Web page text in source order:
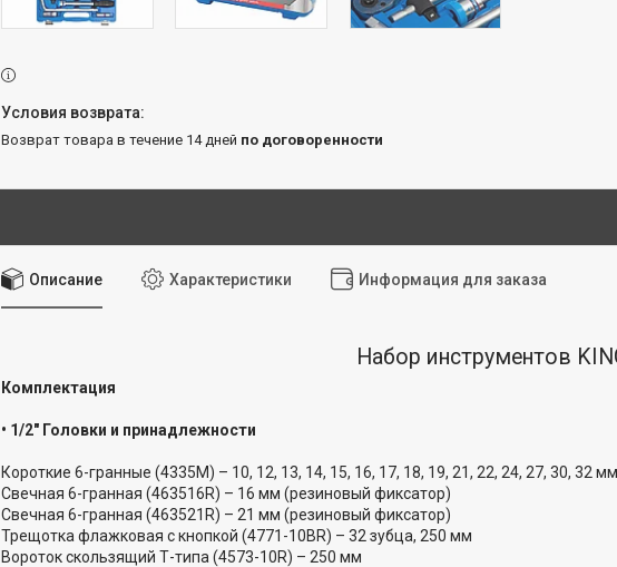
возврат товара в течение 14 дней по договоренности
Описание Характеристики Информация для заказа
Набор инструментов
Комплектация
• 1/2" Головки и принадлежности
Короткие 6-гранные (4335M) – 10, 12, 13, 14, 15, 16, 17, 18, 19, 21, 22, 24, 27, 30, 32 мм
Свечная 6-гранная (463516R) – 16 мм (резиновый фиксатор)
Свечная 6-гранная (463521R) – 21 мм (резиновый фиксатор)
Трещотка флажковая с кнопкой (4771-10BR) – 32 зубца, 250 мм
Вороток скользящий Т-типа (4573-10R) – 250 мм